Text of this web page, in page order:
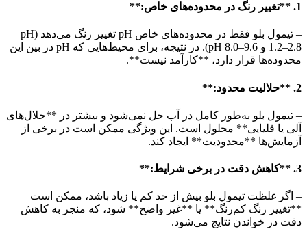
1. **تغییر رنگ در محدوده‌های خاص:**
– تیمول بلو فقط در محدوده‌های خاص pH تغییر رنگ می‌دهد (pH
1.2–2.8 و pH 8.0–9.6). در نتیجه، برای محیط‌هایی که pH در بین این
محدوده‌ها قرار دارد، **کارآمد نیست**.
2. **حلالیت محدود:**
– تیمول بلو به‌طور کامل در آب حل نمی‌شود و بیشتر در **حلال‌های
آلی یا قلیایی** محلول است. این ویژگی ممکن است در برخی از
آزمایش‌ها **محدودیت** ایجاد کند.
3. **کاهش دقت در برخی شرایط:**
– اگر غلظت تیمول بلو بیش از حد کم یا زیاد باشد، ممکن است
**تغییر رنگ کم‌رنگ** یا **غیر واضح** شود، که منجر به کاهش
دقت در خواندن نتایج می‌شود.